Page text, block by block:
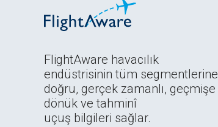
FlightAware havacılık
endüstrisinin tüm segmentlerine
doğru, gerçek zamanlı, geçmişe
dönük ve tahminî
uçuş bilgileri sağlar.